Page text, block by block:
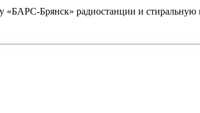
«БАРС-Брянск» радиостанции и